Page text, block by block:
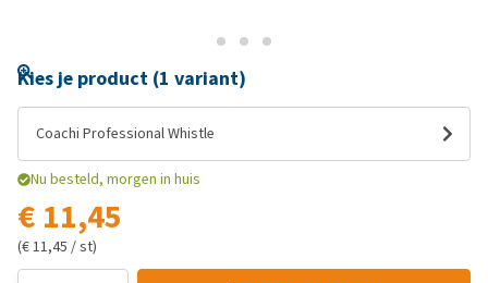
Kies je product (1 variant)
Coachi Professional Whistle
Nu besteld, morgen in huis
€ 11,45
(€ 11,45 / st)